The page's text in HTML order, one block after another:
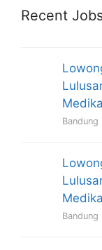
Recent
Bandung
Bandung